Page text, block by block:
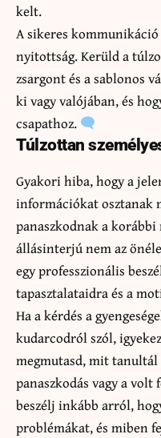
kelt.
A sikeres kommunikáció
nyitottság. Kerüld a
zsargont és a sablonos
ki vagy valójában, és
csapathoz.
Túlzottan
Gyakori hiba, hogy a
információkat osztanak
panaszkodnak a
állásinterjú nem az
egy professzionális
tapasztalataidra és a
Ha a kérdés a
kudarcodról szól,
megmutasd, mit
panaszkodás vagy a
beszélj inkább arról,
problémákat, és miben